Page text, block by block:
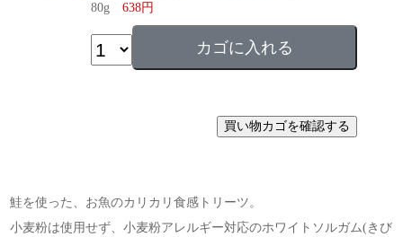
80g 638円
鮭を使った、お魚のカリカリ食感トリーツ。
小麦粉は使用せず、小麦粉アレルギー対応のホワイトソルガム(きび